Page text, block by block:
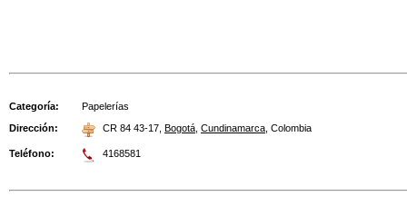
Categoría:
Papelerías
Dirección:
CR 84 43-17 Bogotá Cundinamarca Colombia
Teléfono: 4168581